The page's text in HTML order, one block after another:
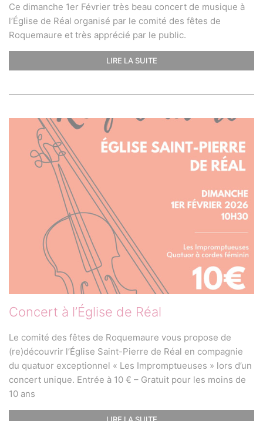
Ce dimanche 1er Février très beau concert de musique à
l’Église de Réal organisé par le comité des fêtes de
Roquemaure et très apprécié par le public.
LIRE LA SUITE
Concert à l’Église de Réal
Le comité des fêtes de Roquemaure vous propose de
(re)découvrir l’Église Saint-Pierre de Réal en compagnie
du quatuor exceptionnel « Les Impromptueuses » lors d’un
concert unique. Entrée à 10 € – Gratuit pour les moins de
10 ans